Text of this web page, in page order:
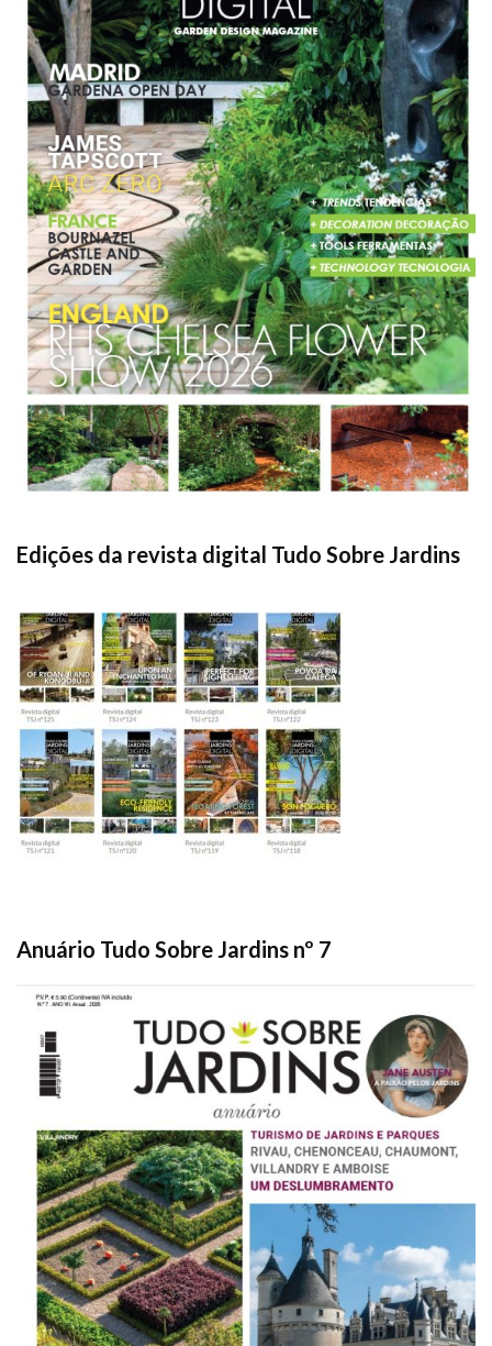
Edições da revista digital Tudo Sobre Jardins
Anuário Tudo Sobre Jardins nº 7